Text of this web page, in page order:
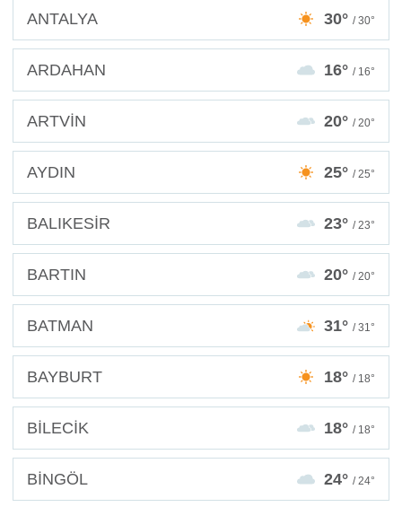
ANTALYA 30° / 30°
ARDAHAN 16° / 16°
ARTVİN 20° / 20°
AYDIN 25° / 25°
BALIKESİR 23° / 23°
BARTIN 20° / 20°
BATMAN 31° / 31°
BAYBURT 18° / 18°
BİLECİK 18° / 18°
BİNGÖL 24° / 24°